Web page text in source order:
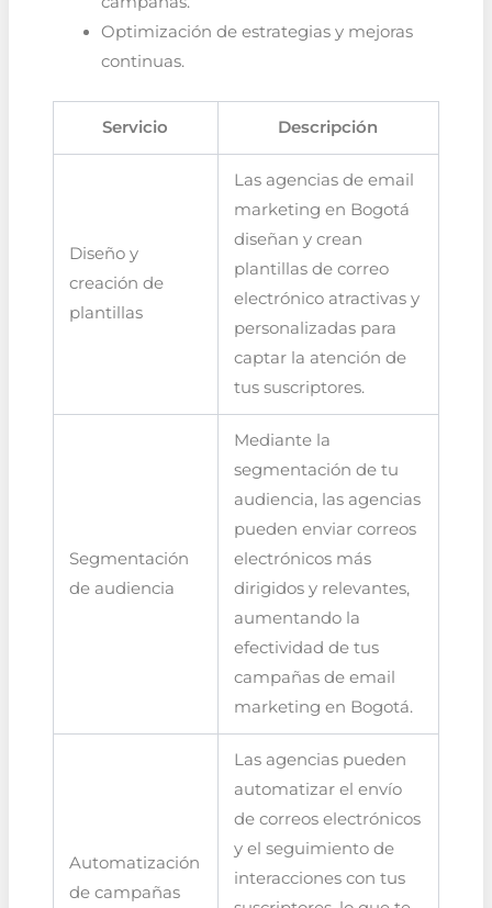
Optimización de estrategias y mejoras
continuas.
Servicio Descripción
Diseño y
creación de
plantillas
Las agencias de email
marketing en Bogotá
diseñan y crean
plantillas de correo
electrónico atractivas y
personalizadas para
captar la atención de
tus suscriptores.
Segmentación
de audiencia
Mediante la
segmentación de tu
audiencia, las agencias
pueden enviar correos
electrónicos más
dirigidos y relevantes,
aumentando la
efectividad de tus
campañas de email
marketing en Bogotá.
Automatización
de campañas
Las agencias pueden
automatizar el envío
de correos electrónicos
y el seguimiento de
interacciones con tus